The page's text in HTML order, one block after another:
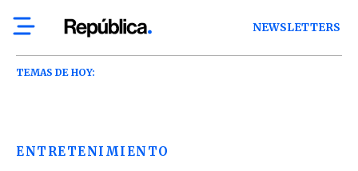
NEWSLETTERS
TEMAS DE HOY:
ENTRETENIMIENTO